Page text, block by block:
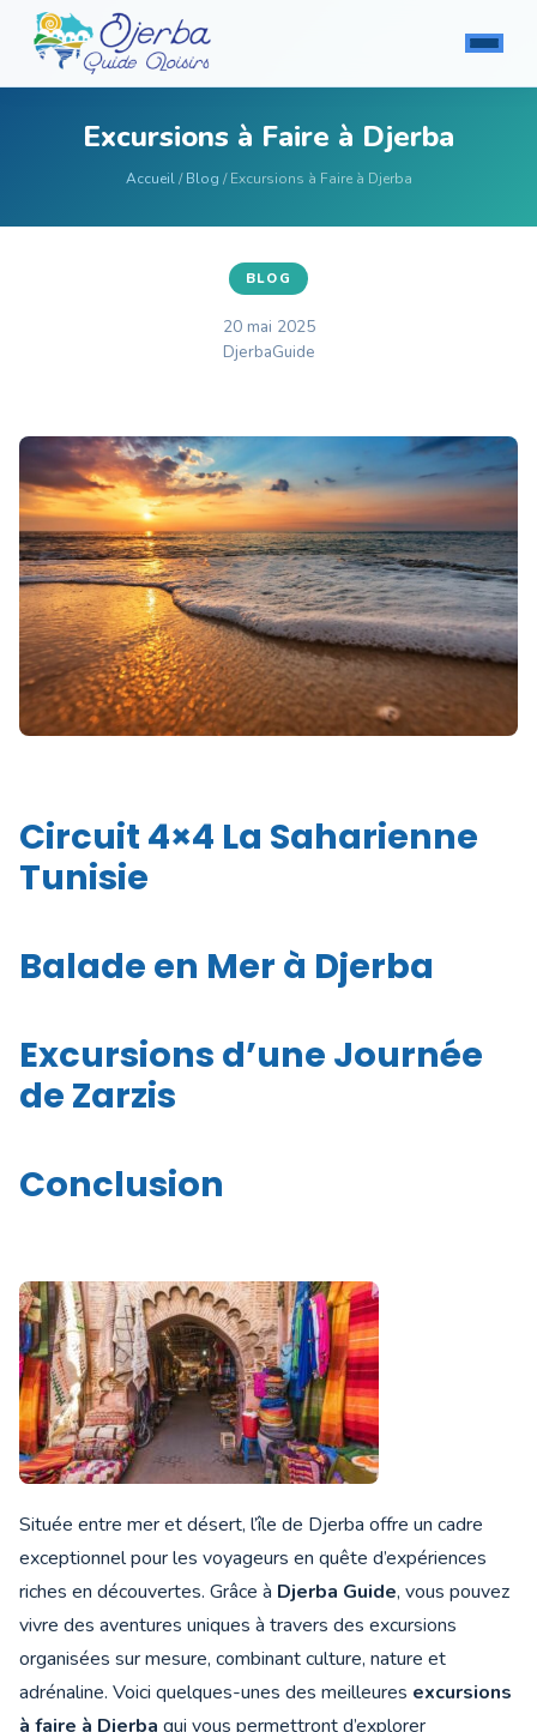
Excursions à Faire à Djerba
Accueil/Blog / Excursions à Faire à Djerba
BLOG
20 mai 2025
DjerbaGuide
Circuit 4×4 La Saharienne
Tunisie
Balade en Mer à Djerba
Excursions d’une Journée
de Zarzis
Conclusion
Située entre mer et désert, l’île de Djerba offre un cadre
exceptionnel pour les voyageurs en quête d’expériences
riches en découvertes. Grâce à Djerba Guide, vous pouvez
vivre des aventures uniques à travers des excursions
organisées sur mesure, combinant culture, nature et
adrénaline. Voici quelques-unes des meilleures excursions
à faire à Djerba qui vous permettront d’explorer